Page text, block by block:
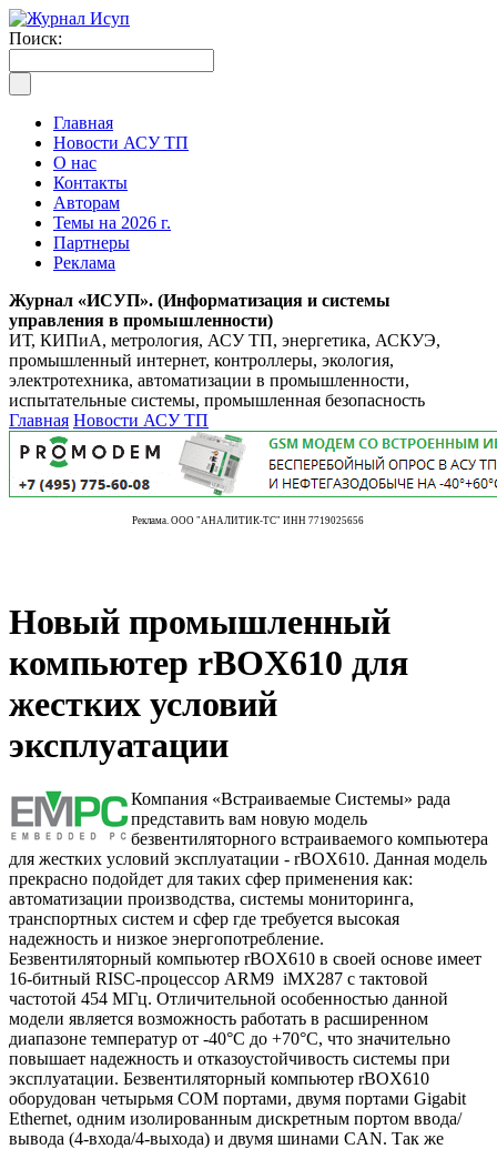
Поиск:
Главная
Новости АСУ ТП
О нас
Контакты
Авторам
Темы на 2026 г.
Партнеры
Реклама
Журнал «ИСУП». (Информатизация и системы
управления в промышленности)
ИТ, КИПиА, метрология, АСУ ТП, энергетика, АСКУЭ,
промышленный интернет, контроллеры, экология,
электротехника, автоматизации в промышленности,
испытательные системы, промышленная безопасность
Главная Новости АСУ ТП
Реклама. ООО "АНАЛИТИК-ТС" ИНН 7719025656
Новый промышленный
компьютер rBOX610 для
жестких условий
эксплуатации
Компания «Встраиваемые Системы» рада
представить вам новую модель
безвентиляторного встраиваемого компьютера
для жестких условий эксплуатации - rBOX610. Данная модель
прекрасно подойдет для таких сфер применения как:
автоматизации производства, системы мониторинга,
транспортных систем и сфер где требуется высокая
надежность и низкое энергопотребление.
Безвентиляторный компьютер rBOX610 в своей основе имеет
16-битный RISC-процессор ARM9 iMX287 с тактовой
частотой 454 МГц. Отличительной особенностью данной
модели является возможность работать в расширенном
диапазоне температур от -40°C до +70°C, что значительно
повышает надежность и отказоустойчивость системы при
эксплуатации. Безвентиляторный компьютер rBOX610
оборудован четырьмя COM портами, двумя портами Gigabit
Ethernet, одним изолированным дискретным портом ввода/
вывода (4-входа/4-выхода) и двумя шинами CAN. Так же